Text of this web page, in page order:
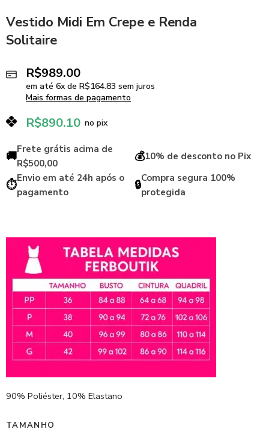
Vestido Midi Em Crepe e Renda
Solitaire
R$989.00
em até 6x de R$164.83 sem juros
Mais formas de pagamento
R$890.10 no pix
🚚Frete grátis acima de
R$500,00
💰10% de desconto no Pix
⏱️Envio em até 24h após o
pagamento
🔒Compra segura 100%
protegida
90% Poliéster, 10% Elastano
TAMANHO